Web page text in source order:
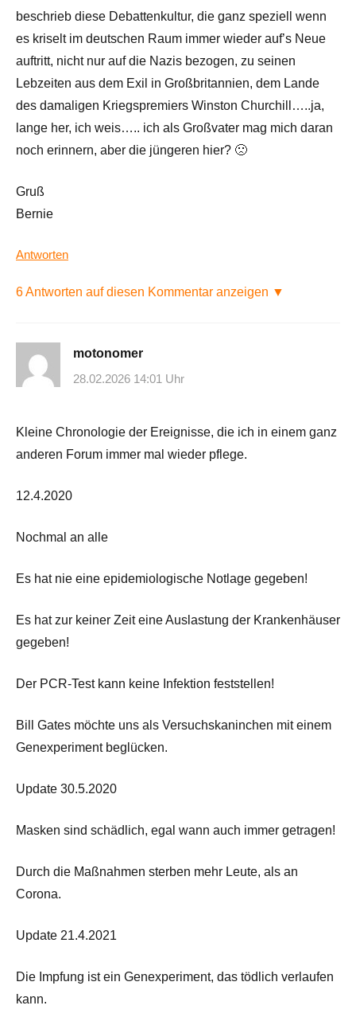
beschrieb diese Debattenkultur, die ganz speziell wenn
es kriselt im deutschen Raum immer wieder auf’s Neue
auftritt, nicht nur auf die Nazis bezogen, zu seinen
Lebzeiten aus dem Exil in Großbritannien, dem Lande
des damaligen Kriegspremiers Winston Churchill…..ja,
lange her, ich weis….. ich als Großvater mag mich daran
noch erinnern, aber die jüngeren hier? 🙁
Gruß
Bernie
Antworten
6 Antworten auf diesen Kommentar anzeigen ▼
motonomer
28.02.2026 14:01 Uhr
Kleine Chronologie der Ereignisse, die ich in einem ganz
anderen Forum immer mal wieder pflege.
12.4.2020
Nochmal an alle
Es hat nie eine epidemiologische Notlage gegeben!
Es hat zur keiner Zeit eine Auslastung der Krankenhäuser
gegeben!
Der PCR-Test kann keine Infektion feststellen!
Bill Gates möchte uns als Versuchskaninchen mit einem
Genexperiment beglücken.
Update 30.5.2020
Masken sind schädlich, egal wann auch immer getragen!
Durch die Maßnahmen sterben mehr Leute, als an
Corona.
Update 21.4.2021
Die Impfung ist ein Genexperiment, das tödlich verlaufen
kann.